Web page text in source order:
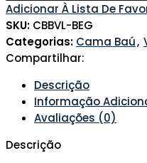
Adicionar À Lista De
SKU: CBBVL-BEG
Categorias: Cama Baú,
Compartilhar:
Descrição
Informação
Avaliações (0)
Descrição